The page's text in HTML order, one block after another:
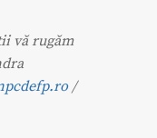
vă rugăm
/